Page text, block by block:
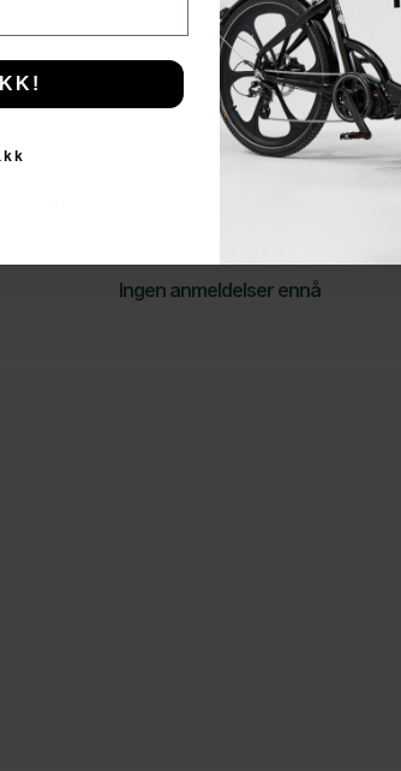
1
Ingen anmeldelser ennå